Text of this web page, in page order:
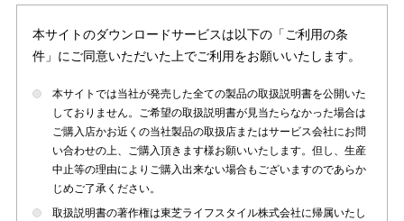
本サイトのダウンロードサービスは以下の「ご利用の条
件」にご同意いただいた上でご利用をお願いいたします。
本サイトでは当社が発売した全ての製品の取扱説明書を公開いた
しておりません。ご希望の取扱説明書が見当たらなかった場合は
ご購入店かお近くの当社製品の取扱店またはサービス会社にお問
い合わせの上、ご購入頂きます様お願いいたします。但し、生産
中止等の理由によりご購入出来ない場合もございますのであらか
じめご了承ください。
取扱説明書の著作権は東芝ライフスタイル株式会社に帰属いたし